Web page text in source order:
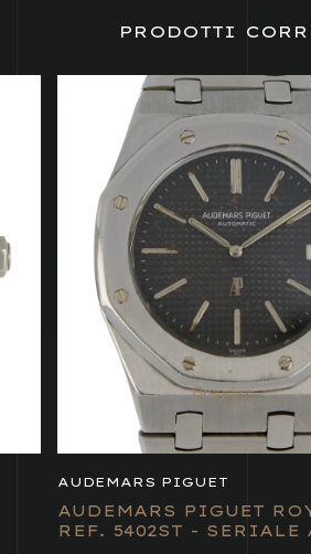
PRODOTTI
AUDEMARS PIGUET
AUDEMARS PIGUET
REF. 5402ST - SERIALE